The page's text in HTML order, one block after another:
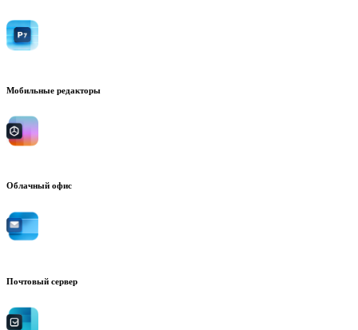
Мобильные редакторы
Облачный офис
Почтовый сервер